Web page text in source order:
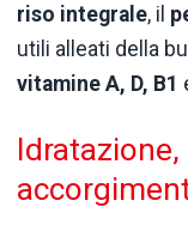
riso integrale, il
utili alleati della
vitamine A, D, B1